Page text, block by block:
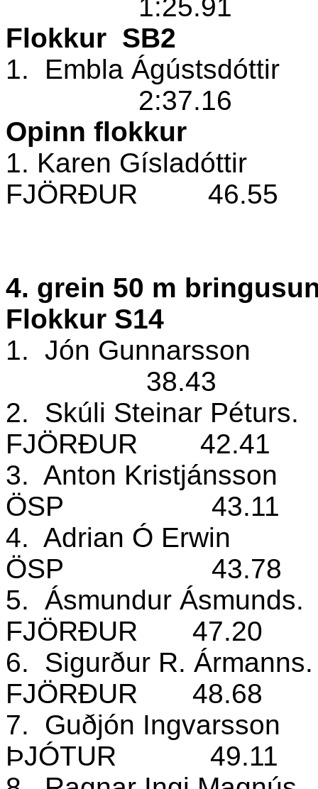
1:25.91
Flokkur SB2
1.
Embla Ágústsdóttir
2:37.16
Opinn flokkur
1. Karen Gísladóttir
FJÖRÐUR
46.55
4. grein 50 m
Flokkur S14
1. Jón Gunnarsson
38.43
2.
Skúli Steinar Péturs.
FJÖRÐUR
42.41
3. Anton Kristjánsson
ÖSP
43.11
4. Adrian Ó Erwin
ÖSP
43.78
5. Ásmundur Ásmunds.
FJÖRÐUR
47.20
6.
Sigurður R.
FJÖRÐUR
48.68
7.
Guðjón Ingvarsson
ÞJÓTUR
49.11